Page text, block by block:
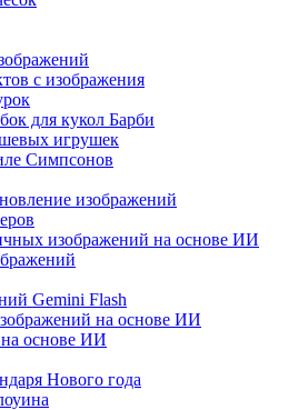
с изображения
для кукол Барби
игрушек
Симпсонов
изображений
изображений на основе ИИ
Gemini Flash
на основе ИИ
на основе ИИ
Нового года